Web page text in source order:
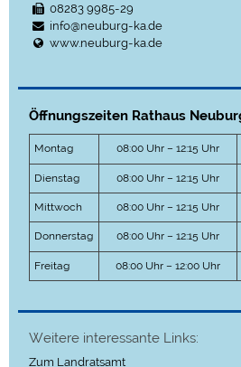
08283 9985-29
info@neuburg-ka.de
www.neuburg-ka.de
Öffnungszeiten Rathaus
Montag 08:00 Uhr – 12:15 Uhr
Dienstag 08:00 Uhr – 12:15 Uhr
Mittwoch 08:00 Uhr – 12:15 Uhr
Donnerstag 08:00 Uhr – 12:15 Uhr
Freitag 08:00 Uhr – 12:00 Uhr
Weitere interessante Links:
Zum Landratsamt